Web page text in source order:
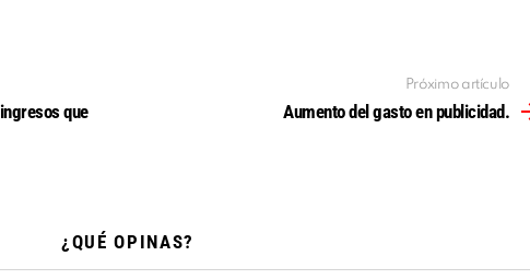
que
Próximo artículo
Aumento del gasto en publicidad.
¿QUÉ OPINAS?